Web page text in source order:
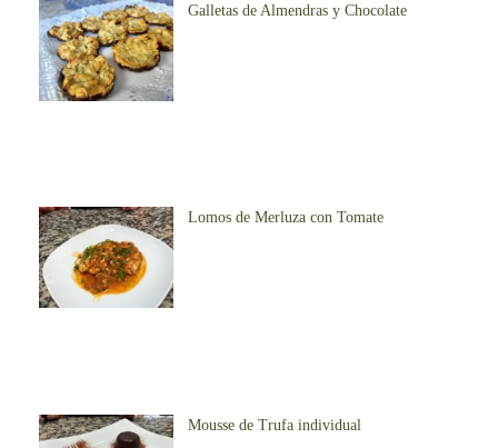
Galletas de Almendras y Chocolate
Lomos de Merluza con Tomate
Mousse de Trufa individual